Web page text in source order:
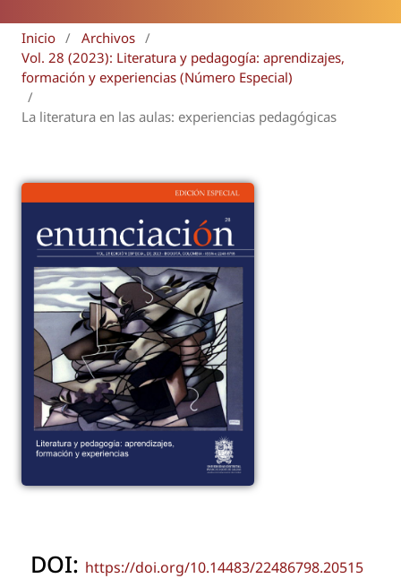
Inicio / Archivos /
Vol. 28 (2023): Literatura y pedagogía: aprendizajes,
formación y experiencias (Número Especial)
/
La literatura en las aulas: experiencias pedagógicas
DOI: https://doi.org/10.14483/22486798.20515